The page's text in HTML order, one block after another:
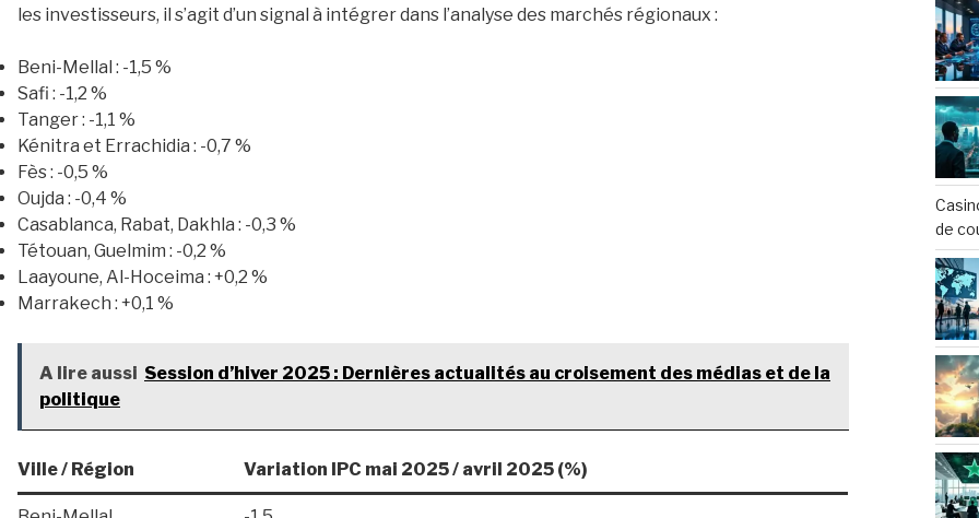
les investisseurs, il s’agit d’un signal à intégrer dans l’analyse des marchés régionaux :
Beni-Mellal : -1,5 %
Safi : -1,2 %
Tanger : -1,1 %
Kénitra et Errachidia : -0,7 %
Fès : -0,5 %
Oujda : -0,4 %
Casablanca, Rabat, Dakhla : -0,3 %
Tétouan, Guelmim : -0,2 %
Laayoune, Al-Hoceima : +0,2 %
Marrakech : +0,1 %
A lire aussi Session d’hiver 2025 : Dernières actualités au croisement des médias et de la
politique
Ville / Région Variation IPC mai 2025 / avril 2025 (%)
de